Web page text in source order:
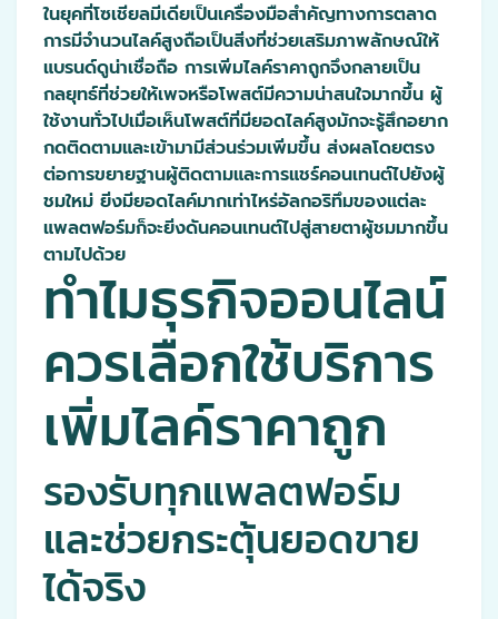
ในยุคที่โซเชียลมีเดียเป็นเครื่องมือสำคัญทางการตลาด
การมีจำนวนไลค์สูงถือเป็นสิ่งที่ช่วยเสริมภาพลักษณ์ให้
แบรนด์ดูน่าเชื่อถือ การเพิ่มไลค์ราคาถูกจึงกลายเป็น
กลยุทธ์ที่ช่วยให้เพจหรือโพสต์มีความน่าสนใจมากขึ้น ผู้
ใช้งานทั่วไปเมื่อเห็นโพสต์ที่มียอดไลค์สูงมักจะรู้สึกอยาก
กดติดตามและเข้ามามีส่วนร่วมเพิ่มขึ้น ส่งผลโดยตรง
ต่อการขยายฐานผู้ติดตามและการแชร์คอนเทนต์ไปยังผู้
ชมใหม่ ยิ่งมียอดไลค์มากเท่าไหร่อัลกอริทึมของแต่ละ
แพลตฟอร์มก็จะยิ่งดันคอนเทนต์ไปสู่สายตาผู้ชมมากขึ้น
ตามไปด้วย
ทำไมธุรกิจออนไลน์
ควรเลือกใช้บริการ
เพิ่มไลค์ราคาถูก
รองรับทุกแพลตฟอร์ม
และช่วยกระตุ้นยอดขาย
ได้จริง